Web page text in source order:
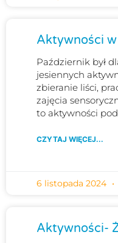
Aktywności
Październik był
jesiennych
zbieranie liści,
zajęcia
to aktywności pod
CZYTAJ WIĘCEJ...
6 listopada 2024
Aktywności-